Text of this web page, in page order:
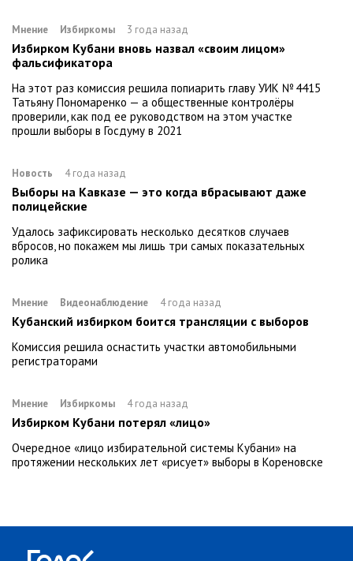
Мнение Избиркомы 3 года назад
Избирком Кубани вновь назвал «своим лицом»
фальсификатора
На этот раз комиссия решила попиарить главу УИК № 4415
Татьяну Пономаренко — а общественные контролёры
проверили, как под ее руководством на этом участке
прошли выборы в Госдуму в 2021
Новость 4 года назад
Выборы на Кавказе — это когда вбрасывают даже
полицейские
Удалось зафиксировать несколько десятков случаев
вбросов, но покажем мы лишь три самых показательных
ролика
Мнение Видеонаблюдение 4 года назад
Кубанский избирком боится трансляции с выборов
Комиссия решила оснастить участки автомобильными
регистраторами
Мнение Избиркомы 4 года назад
Избирком Кубани потерял «лицо»
Очередное «лицо избирательной системы Кубани» на
протяжении нескольких лет «рисует» выборы в Кореновске